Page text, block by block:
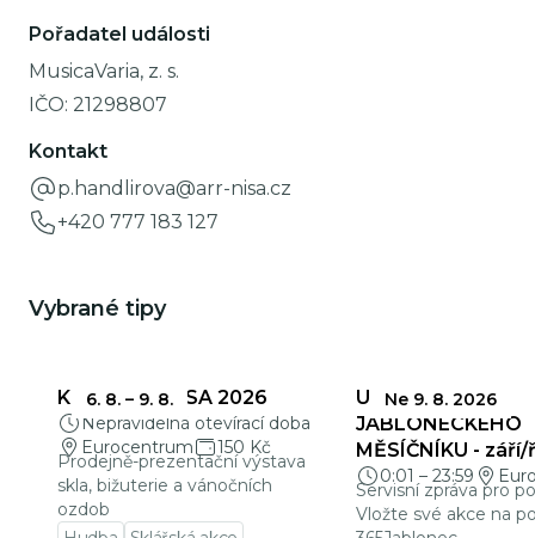
Pořadatel události
MusicaVaria, z. s.
IČO: 21298807
Kontakt
p.handlirova@arr-nisa.cz
+420 777 183 127
Vybrané tipy
6. 8. – 9. 8.
KŘEHKÁ KRÁSA 2026
Nepravidelná otevírací doba
Eurocentrum
150 Kč
Prodejně-prezentační výstava
skla, bižuterie a vánočních
ozdob
Ne 9. 8. 2026
UZÁVĚRKY
JABLONECKÉHO
MĚSÍČNÍKU -
0:01 – 23:59
Servisní zpráva pro
Vložte své akce na